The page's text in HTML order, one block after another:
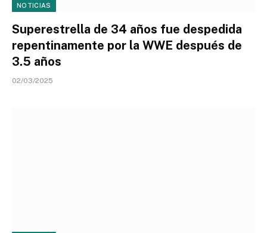
NOTICIAS
Superestrella de 34 años fue despedida
repentinamente por la WWE después de
3.5 años
02/03/2025